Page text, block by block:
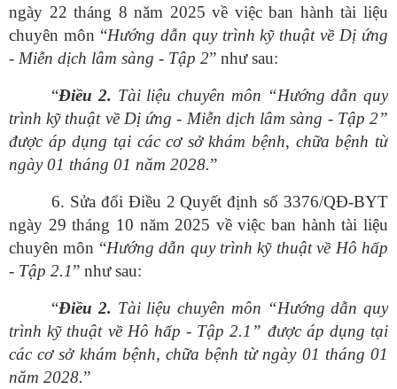
ngày 22 tháng 8 năm 2025 về việc ban hành tài liệu
chuyên môn “Hướng dẫn quy trình kỹ thuật về Dị ứng
- Miễn dịch lâm sàng - Tập 2” như sau:
“Điều 2. Tài liệu chuyên môn “Hướng dẫn quy
trình kỹ thuật về Dị ứng - Miễn dịch lâm sàng - Tập 2”
được áp dụng tại các cơ sở khám bệnh, chữa bệnh từ
ngày 01 tháng 01 năm 2028.”
6. Sửa đổi Điều 2 Quyết định số 3376/QĐ-BYT
ngày 29 tháng 10 năm 2025 về việc ban hành tài liệu
chuyên môn “Hướng dẫn quy trình kỹ thuật về Hô hấp
- Tập 2.1” như sau:
“Điều 2. Tài liệu chuyên môn “Hướng dẫn quy
trình kỹ thuật về Hô hấp - Tập 2.1” được áp dụng tại
các cơ sở khám bệnh, chữa bệnh từ ngày 01 tháng 01
năm 2028.”